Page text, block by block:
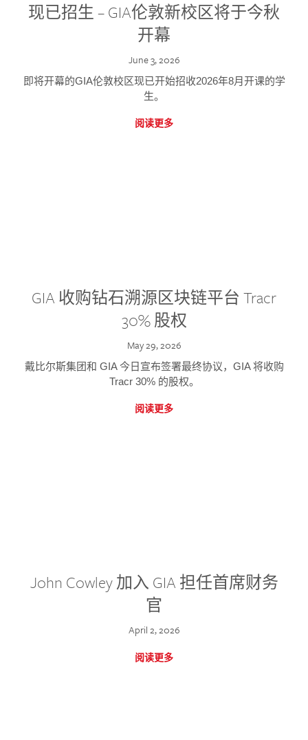
现已招生 – GIA伦敦新校区将于今秋
开幕
June 3, 2026
即将开幕的GIA伦敦校区现已开始招收2026年8月开课的学
生。
阅读更多
GIA 收购钻石溯源区块链平台 Tracr
30% 股权
May 29, 2026
戴比尔斯集团和 GIA 今日宣布签署最终协议，GIA 将收购
Tracr 30% 的股权。
阅读更多
John Cowley 加入 GIA 担任首席财务
官
April 2, 2026
阅读更多